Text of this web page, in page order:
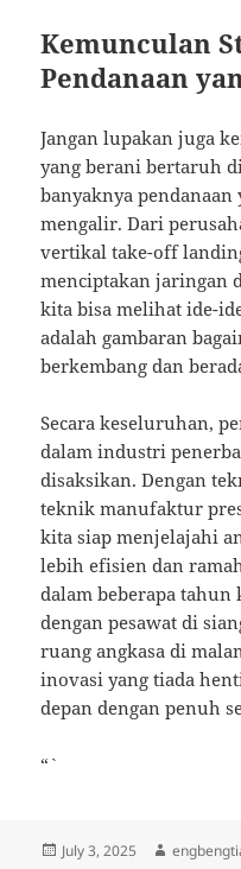
Kemunculan
Pendanaan
Jangan lupakan juga
yang berani bertaruh
banyaknya
mengalir. Dari
vertikal take-off
menciptakan jaringan
kita bisa melihat ide-
adalah gambaran
berkembang dan
Secara keseluruhan,
dalam industri
disaksikan. Dengan
teknik manufaktur
kita siap menjelajahi
lebih efisien dan
dalam beberapa tahun
dengan pesawat di
ruang angkasa di
inovasi yang tiada
depan dengan penuh
“`
Posted
July 3, 2025 Author